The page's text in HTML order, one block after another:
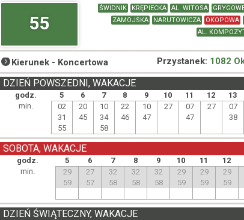
55
ŚWIDNIK KRĘPIECKA AL. WITOSA
ZAMOJSKA
NARUTOWICZA OKOPOWA
AL.
Kierunek - Koncertowa Przystanek: 1082
godz. 5 6 7 8 9 10 11 12 13
DZIEŃ POWSZEDNI, WAKACJE
min.
02
31
55
20
45
10
34
58
22
46
10
47
27
07
47
27
07
38
godz. 5 6 7 8 9 10 11 12
SOBOTA, WAKACJE
min.
29
59
27
57
32
58
32
58
32
58
29
59
29
59
29
59
DZIEŃ ŚWIĄTECZNY, WAKACJE